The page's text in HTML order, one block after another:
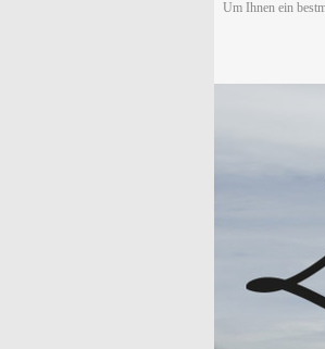
Um Ihnen ein